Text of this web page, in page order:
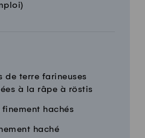
de terre farineuses
à la râpe à röstis
hachés
haché